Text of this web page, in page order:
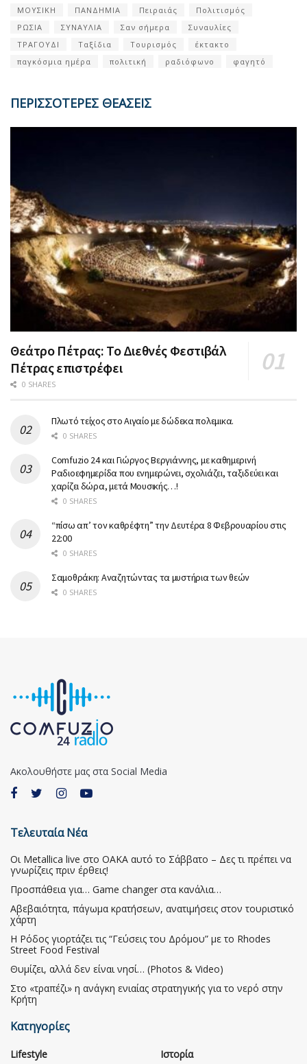
ΜΟΥΣΙΚΗ ΠΑΝΔΗΜΙΑ Πειραιάς
Πολιτισμός
ΡΩΣΙΑ
ΣΥΝΑΥΛΙΑ Σαν σήμερα
Συναυλίες
ΤΡΑΓΟΥΔΙ
Ταξίδια Τουρισμός
έκτακτο
παγκόσμια ημέρα
πολιτική ραδιόφωνο φαγητό
ΠΕΡΙΣΣΟΤΕΡΕΣ ΘΕΑΣΕΙΣ
Θεάτρο Πέτρας: Το Διεθνές Φεστιβάλ
Πέτρας επιστρέφει
0 SHARES
Πλωτό τείχος στο Αιγαίο με δώδεκα πολεμικα.
0 SHARES
Comfuzio 24 και Γιώργος Βεργιάννης, με καθημερινή
Ραδιοεφημερίδα που ενημερώνει, σχολιάζει, ταξιδεύει και
χαρίζει δώρα, μετά Μουσικής…!
0 SHARES
“πίσω απ’ τον καθρέφτη” την Δευτέρα 8 Φεβρουαρίου στις
22:00
0 SHARES
Σαμοθράκη: Αναζητώντας τα μυστήρια των θεών
0 SHARES
Ακολουθήστε μας στα Social Media
Τελευταία Νέα
Οι Metallica live στο ΟΑΚΑ αυτό το Σάββατο – Δες τι πρέπει να
γνωρίζεις πριν έρθεις!
Προσπάθεια για… Game changer στα κανάλια…
Αβεβαιότητα, πάγωμα κρατήσεων, ανατιμήσεις στον τουριστικό
χάρτη
Η Ρόδος γιορτάζει τις “Γεύσεις του Δρόμου” με το Rhodes
Street Food Festival
Θυμίζει, αλλά δεν είναι νησί… (Photos & Video)
Στο «τραπέζι» η ανάγκη ενιαίας στρατηγικής για το νερό στην
Κρήτη
Κατηγορίες
Lifestyle
Ιστορία